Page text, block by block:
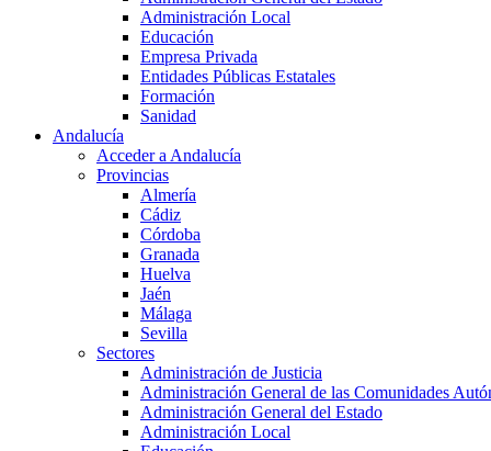
Administración Local
Educación
Empresa Privada
Entidades Públicas Estatales
Formación
Sanidad
Andalucía
Acceder a Andalucía
Provincias
Almería
Cádiz
Córdoba
Granada
Huelva
Jaén
Málaga
Sevilla
Sectores
Administración de Justicia
Administración General de las Comunidades
Administración General del Estado
Administración Local